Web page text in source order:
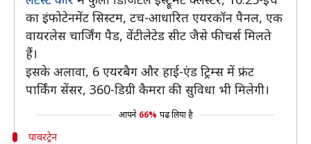
का इंफोटेनमेंट सिस्टम, टच-आधारित एयरकॉन पैनल, एक
वायरलेस चार्जिंग पैड, वेंटीलेटेड सीट जैसे फीचर्स मिलते
हैं।
इसके अलावा, 6 एयरबैग और हाई-एंड ट्रिम्स में फ्रंट
पार्किंग सेंसर, 360-डिग्री कैमरा की सुविधा भी मिलेगी।
आपने 66% पढ़ लिया है
पावरट्रेन